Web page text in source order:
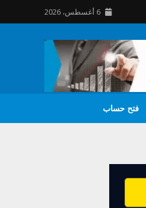
6 أغسطس، 2026
فتح حساب